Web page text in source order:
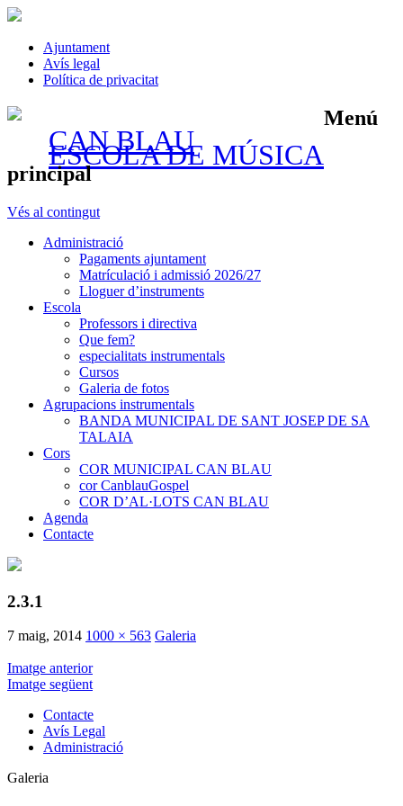
Ajuntament
Avís legal
Política de privacitat
CAN BLAU
ESCOLA DE MÚSICA
Menú
principal
Vés al contingut
Administració
Pagaments ajuntament
Matrículació i admissió 2026/27
Lloguer d’instruments
Escola
Professors i directiva
Que fem?
especialitats instrumentals
Cursos
Galeria de fotos
Agrupacions instrumentals
BANDA MUNICIPAL DE SANT JOSEP DE SA
TALAIA
Cors
COR MUNICIPAL CAN BLAU
cor CanblauGospel
COR D’AL·LOTS CAN BLAU
Agenda
Contacte
2.3.1
7 maig, 2014 1000 × 563 Galeria
Imatge anterior
Imatge següent
Contacte
Avís Legal
Administració
Galeria